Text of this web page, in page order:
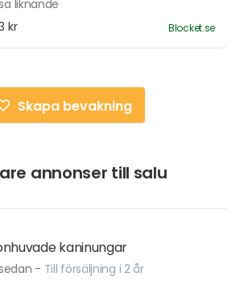
liknande
kr
Blocket.se
Skapa bevakning
annonser till salu
kaninungar
- Till försäljning i 2 år